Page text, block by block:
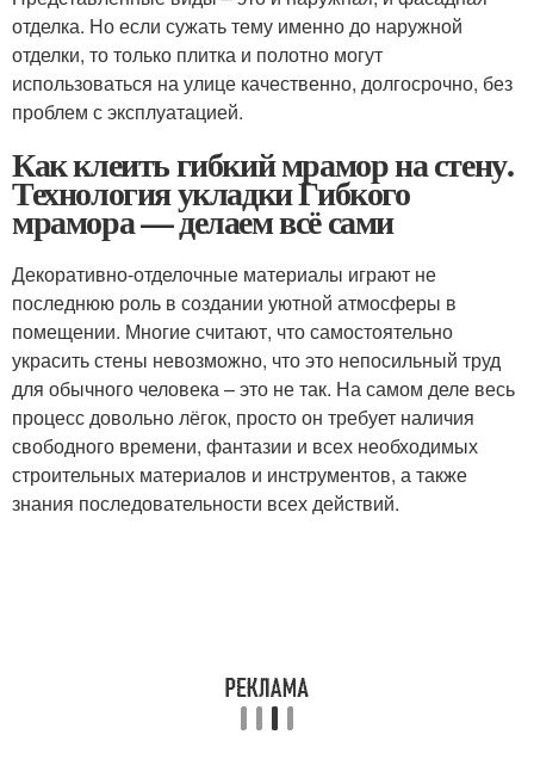
отделка. Но если сужать тему именно до наружной
отделки, то только плитка и полотно могут
использоваться на улице качественно, долгосрочно, без
проблем с эксплуатацией.
Как клеить гибкий мрамор на стену.
Технология укладки Гибкого
мрамора — делаем всё сами
Декоративно-отделочные материалы играют не
последнюю роль в создании уютной атмосферы в
помещении. Многие считают, что самостоятельно
украсить стены невозможно, что это непосильный труд
для обычного человека – это не так. На самом деле весь
процесс довольно лёгок, просто он требует наличия
свободного времени, фантазии и всех необходимых
строительных материалов и инструментов, а также
знания последовательности всех действий.